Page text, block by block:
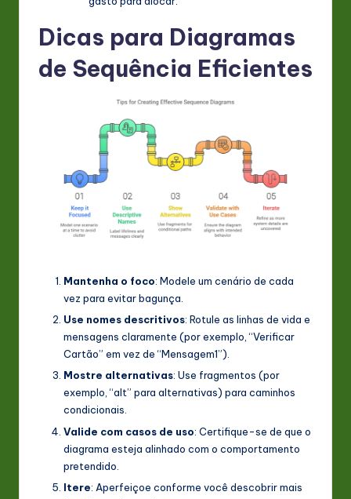
Dicas para Diagramas
de Sequência Eficientes
Mantenha o foco: Modele um cenário de cada
vez para evitar bagunça.
Use nomes descritivos: Rotule as linhas de vida e
mensagens claramente (por exemplo, “Verificar
Cartão” em vez de “Mensagem1”).
Mostre alternativas: Use fragmentos (por
exemplo, “alt” para alternativas) para caminhos
condicionais.
Valide com casos de uso: Certifique-se de que o
diagrama esteja alinhado com o comportamento
pretendido.
Itere: Aperfeiçoe conforme você descobrir mais